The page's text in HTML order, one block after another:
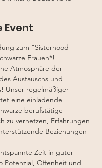
Event
zum "Sisterhood -
Frauen*!
Atmosphäre der
Austauschs und
Unser regelmäßiger
eine einladende
berufstätige
zu vernetzen, Erfahrungen
Beziehungen
Zeit in guter
Potenzial, Offenheit und